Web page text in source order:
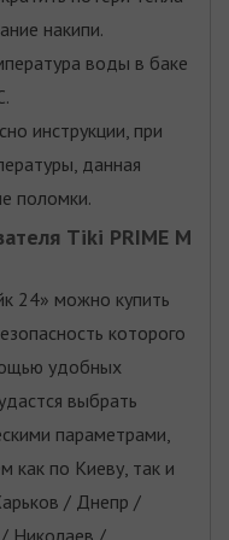
накипи.
воды в баке
инструкции, при
данная
поломки.
Tiki PRIME M
24» можно купить
которого
удобных
выбрать
параметрами,
как по Киеву, так и
/ Днепр /
Николаев /